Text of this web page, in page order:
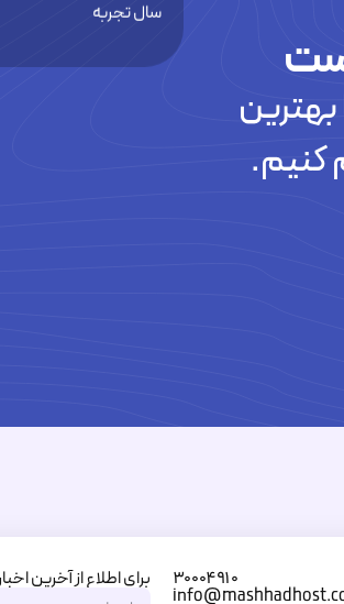
کنیم.
سال تجربه
۳۰۰۰۴۹۱۰ برای اطلاع از آخرین